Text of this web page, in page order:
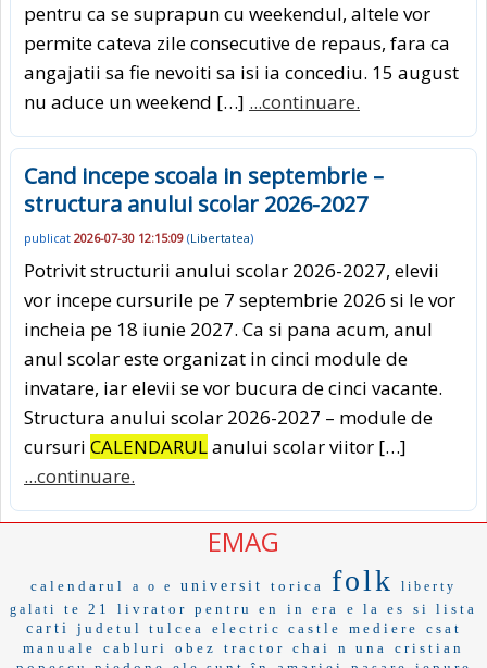
pentru ca se suprapun cu weekendul, altele vor
permite cateva zile consecutive de repaus, fara ca
angajatii sa fie nevoiti sa isi ia concediu. 15 august
nu aduce un weekend […] ...continuare.
Cand incepe scoala in septembrie –
structura anului scolar 2026-2027
publicat 2026-07-30 12:15:09 (Libertatea)
Potrivit structurii anului scolar 2026-2027, elevii
vor incepe cursurile pe 7 septembrie 2026 si le vor
incheia pe 18 iunie 2027. Ca si pana acum, anul
anul scolar este organizat in cinci module de
invatare, iar elevii se vor bucura de cinci vacante.
Structura anului scolar 2026-2027 – module de
cursuri CALENDARULanului scolar viitor […]
...continuare.
EMAG
calendarul a o e universit torica folk
liberty
galati
te 21 livrator pentru en in era e la es
si lista
carti
judetul tulcea electric castle mediere
csat
manuale
cabluri obez tractor chai n una
cristian